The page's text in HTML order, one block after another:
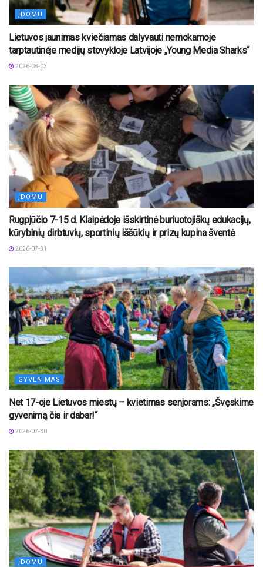
ĮDOMU
Lietuvos jaunimas kviečiamas dalyvauti nemokamoje
tarptautinėje medijų stovykloje Latvijoje „Young Media Sharks“
2026-08-03
ĮDOMU
Rugpjūčio 7-15 d. Klaipėdoje išskirtinė buriuotojiškų edukacijų,
kūrybinių dirbtuvių, sportinių iššūkių ir prizų kupina šventė
2026-07-31
GYVENIMAS
Net 17-oje Lietuvos miestų – kvietimas senjorams: „Švęskime
gyvenimą čia ir dabar!“
2026-07-30
ĮDOMU